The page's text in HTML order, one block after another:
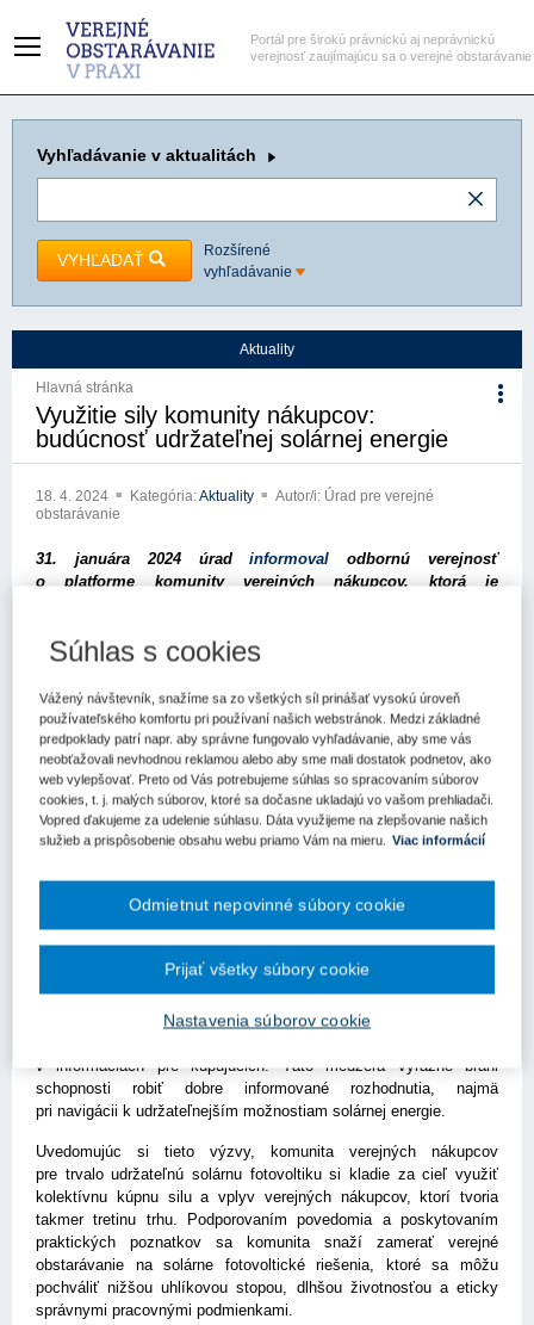
Portál pre širokú právnickú aj neprávnickú
verejnosť zaujímajúcu sa o verejné obstarávanie
Vyhľadávanie v aktualitách
VYHĽADAŤ
Rozšírené
vyhľadávanie
Aktuality
Hlavná stránka
Využitie sily komunity nákupcov:
budúcnosť udržateľnej solárnej energie
18. 4. 2024 Kategória:Aktuality
Autor/i: Úrad pre verejné
obstarávanie
31. januára 2024 úradinformoval odbornú verejnosť
o platforme komunity verejných nákupcov, ktorá je
Na predmetnej platforme vznikla nová
pre udržateľnú solárnu fotovoltiku
Iniciatíva reaguje na kritické výzvy v odvetví solárnej fotovoltiky.
Hlavné solárne fotovoltické moduly, primárne pochádzajúce
z regiónov, kde môžu byť pracovné a environmentálne normy
nižšie, vyvolali obavy týkajúce sa životnosti, uhlíkovej stopy a
používania toxických materiálov. Problémom je aj technická
životnosť solárnych panelov. Panely s dlhšou životnosťou
znamenajú menej odpadu a efektívnejšie využívanie zdrojov, čo
Okrem toho je zabezpečenie spravodlivých a bezpečných
nevyhnutné pre etickú výrobu solárnych panelov, ktorá je v súlade
so širšími záväzkami EÚ v oblasti ľudských práv a sociálnej
spravodlivosti. Nedostatočná transparentnosť v solárnom
v informáciách pre kupujúcich. Táto medzera výrazne bráni
schopnosti robiť dobre informované rozhodnutia, najmä
pri navigácii k udržateľnejším možnostiam solárnej energie.
Uvedomujúc si tieto výzvy, komunita verejných nákupcov
pre trvalo udržateľnú solárnu fotovoltiku si kladie za cieľ využiť
kolektívnu kúpnu silu a vplyv verejných nákupcov, ktorí tvoria
takmer tretinu trhu.
Podporovaním povedomia a poskytovaním
praktických poznatkov sa komunita snaží zamerať verejné
obstarávanie na solárne fotovoltické riešenia, ktoré sa môžu
pochváliť nižšou uhlíkovou stopou, dlhšou životnosťou a eticky
správnymi pracovnými podmienkami.
Súhlas s cookies
Vážený návštevník, snažíme sa zo všetkých síl prinášať vysokú úroveň
používateľského komfortu pri používaní našich webstránok. Medzi základné
predpoklady patrí napr. aby správne fungovalo vyhľadávanie, aby sme vás
neobťažovali nevhodnou reklamou alebo aby sme mali dostatok podnetov, ako
web vylepšovať. Preto od Vás potrebujeme súhlas so spracovaním súborov
cookies, t. j. malých súborov, ktoré sa dočasne ukladajú vo vašom prehliadači.
Vopred ďakujeme za udelenie súhlasu. Dáta využijeme na zlepšovanie našich
služieb a prispôsobenie obsahu webu priamo Vám na mieru.
Viac informácií
Nastavenia súborov cookie
Odmietnut nepovinné súbory cookie
Prijať všetky súbory cookie